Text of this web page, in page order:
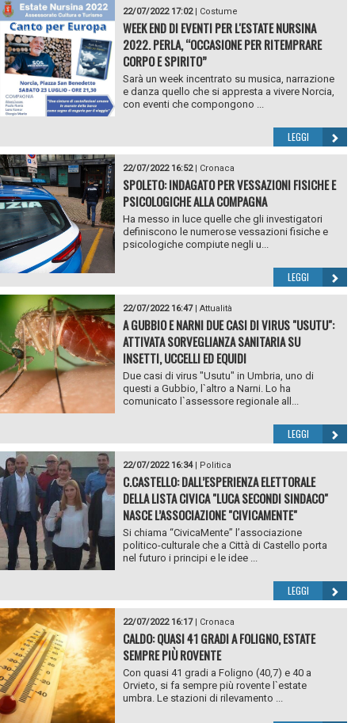
22/07/2022 17:02| Costume
WEEK END DI EVENTI PER L'ESTATE NURSINA
2022. PERLA, “OCCASIONE PER RITEMPRARE
CORPO E SPIRITO”
Sarà un week incentrato su musica, narrazione
e danza quello che si appresta a vivere Norcia,
con eventi che compongono ...
LEGGI
22/07/2022 16:52| Cronaca
SPOLETO: INDAGATO PER VESSAZIONI FISICHE E
PSICOLOGICHE ALLA COMPAGNA
Ha messo in luce quelle che gli investigatori
definiscono le numerose vessazioni fisiche e
psicologiche compiute negli u...
LEGGI
22/07/2022 16:47| Attualità
A GUBBIO E NARNI DUE CASI DI VIRUS "USUTU":
ATTIVATA SORVEGLIANZA SANITARIA SU
INSETTI, UCCELLI ED EQUIDI
Due casi di virus "Usutu" in Umbria, uno di
questi a Gubbio, l`altro a Narni. Lo ha
comunicato l`assessore regionale all...
LEGGI
22/07/2022 16:34| Politica
C.CASTELLO: DALL’ESPERIENZA ELETTORALE
DELLA LISTA CIVICA "LUCA SECONDI SINDACO"
NASCE L’ASSOCIAZIONE "CIVICAMENTE"
Si chiama “CivicaMente” l’associazione
politico-culturale che a Città di Castello porta
nel futuro i principi e le idee ...
LEGGI
22/07/2022 16:17| Cronaca
CALDO: QUASI 41 GRADI A FOLIGNO, ESTATE
SEMPRE PIÙ ROVENTE
Con quasi 41 gradi a Foligno (40,7) e 40 a
Orvieto, si fa sempre più rovente l`estate
umbra. Le stazioni di rilevamento ...